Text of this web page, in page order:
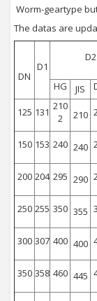
Worm-geartype
The datas are
DN
D1
D2
HG
JIS
125 131 210
2
210
150 153 240 240
200 204 295 290
250 255 350 355
300 307 400 400
350 358 460 445